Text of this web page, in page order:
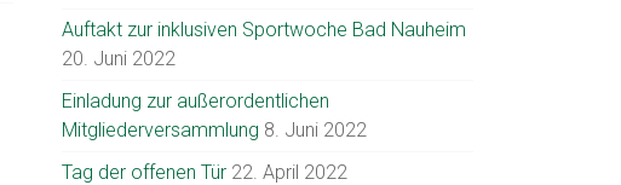
Auftakt zur inklusiven Sportwoche Bad Nauheim
20. Juni 2022
Einladung zur außerordentlichen
Mitgliederversammlung 8. Juni 2022
Tag der offenen Tür 22. April 2022